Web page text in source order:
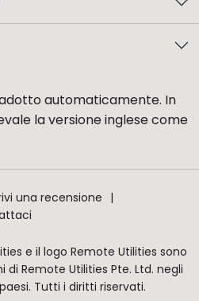
automaticamente. In
la versione inglese come
una recensione
e il logo Remote Utilities sono
Remote Utilities Pte. Ltd. negli
Tutti i diritti riservati.